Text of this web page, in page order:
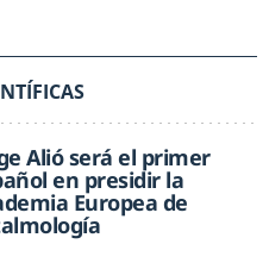
Alió será el primer
en presidir la
Europea de